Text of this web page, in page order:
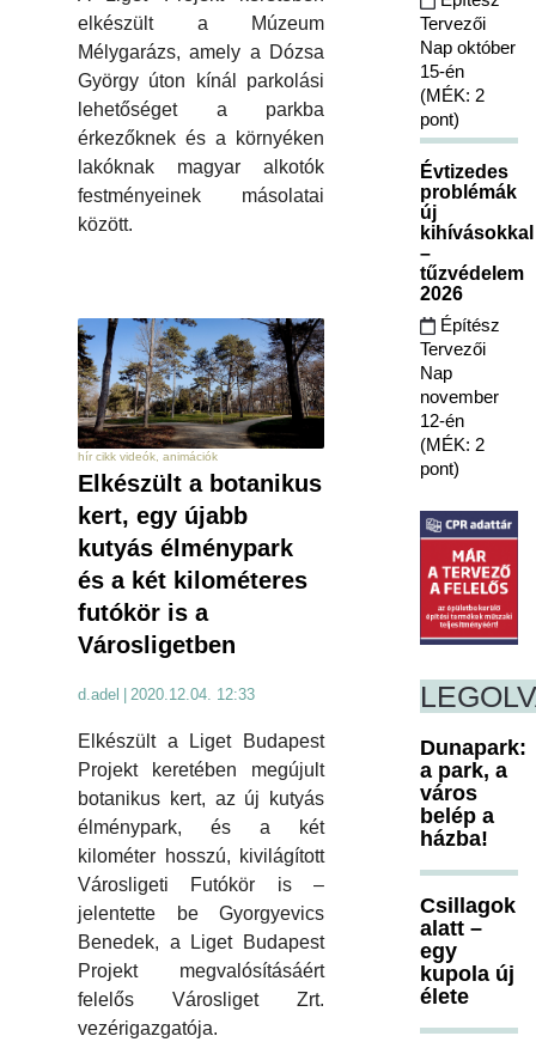
elkészült a Múzeum
Mélygarázs, amely a Dózsa
György úton kínál parkolási
lehetőséget a parkba
érkezőknek és a környéken
lakóknak magyar alkotók
festményeinek másolatai
között.
hír cikk videók, animációk
Elkészült a botanikus
kert, egy újabb
kutyás élménypark
és a két kilométeres
futókör is a
Városligetben
d.adel 2020.12.04. 12:33
Elkészült a Liget Budapest
Projekt keretében megújult
botanikus kert, az új kutyás
élménypark, és a két
kilométer hosszú, kivilágított
Városligeti Futókör is –
jelentette be Gyorgyevics
Benedek, a Liget Budapest
Projekt megvalósításáért
felelős Városliget Zrt.
vezérigazgatója.
Tervezői
Nap október
15-én
(MÉK: 2
pont)
Évtizedes
problémák
új
kihívásokkal
–
tűzvédelem
2026
Építész
Tervezői
Nap
november
12-én
(MÉK: 2
pont)
Dunapark:
a park, a
város
belép a
házba!
Csillagok
alatt –
egy
kupola új
élete